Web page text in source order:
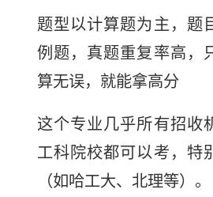
题型以计算题为主，题
例题，真题重复率高，
算无误，就能拿高分
这个专业几乎所有招收
工科院校都可以考，特
（如哈工大、北理等）。